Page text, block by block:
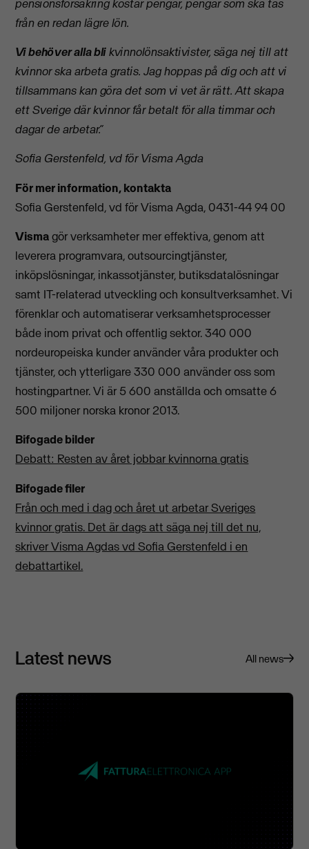
pensionsförsäkring kostar pengar, pengar som ska tas
från en redan lägre lön.
Vi behöver alla blikvinnolönsaktivister, säga nej till att
kvinnor ska arbeta gratis. Jag hoppas på dig och att vi
tillsammans kan göra det som vi vet är rätt. Att skapa
ett Sverige där kvinnor får betalt för alla timmar och
dagar de arbetar.”
Sofia Gerstenfeld, vd för Visma Agda
För mer information, kontakta
Sofia Gerstenfeld, vd för Visma Agda, 0431-44 94 00
Vismagör verksamheter mer effektiva, genom att
leverera programvara, outsourcingtjänster,
inköpslösningar, inkassotjänster, butiksdatalösningar
samt IT-relaterad utveckling och konsultverksamhet. Vi
förenklar och automatiserar verksamhetsprocesser
både inom privat och offentlig sektor. 340 000
nordeuropeiska kunder använder våra produkter och
tjänster, och ytterligare 330 000 använder oss som
hostingpartner. Vi är 5 600 anställda och omsatte 6
500 miljoner norska kronor 2013.
Bifogade bilder
Debatt: Resten av året jobbar kvinnorna gratis
Bifogade filer
Från och med i dag och året ut arbetar Sveriges
kvinnor gratis. Det är dags att säga nej till det nu,
skriver Visma Agdas vd Sofia Gerstenfeld i en
debattartikel.
Latest news All news